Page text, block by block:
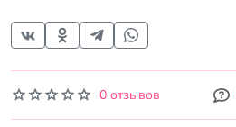
0 отзывов